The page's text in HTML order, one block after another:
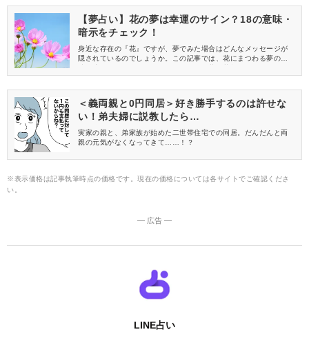
【夢占い】花の夢は幸運のサイン？18の意味・
暗示をチェック！
身近な存在の『花』ですが、夢でみた場合はどんなメッセージが
隠されているのでしょうか。この記事では、花にまつわる夢の意
ーション別にチェックしてみましょう！
＜義両親と0円同居＞好き勝手するのは許せな
い！弟夫婦に説教したら…
実家の親と、弟家族が始めた二世帯住宅での同居。だんだんと両
親の元気がなくなってきて……！？
※表示価格は記事執筆時点の価格です。現在の価格については各サイトでご確認くださ
い。
― 広告 ―
LINE占い